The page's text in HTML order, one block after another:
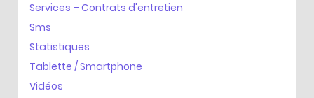
Services – Contrats d'entretien
Sms
Statistiques
Tablette / Smartphone
Vidéos